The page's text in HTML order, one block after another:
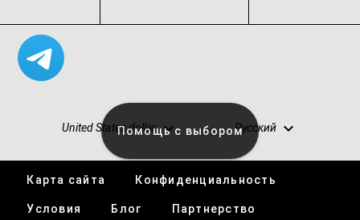
United States dollar Русский
Помощь с выбором
Карта сайта Конфиденциальность
Условия Блог Партнерство